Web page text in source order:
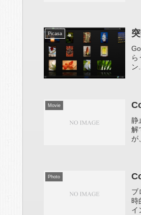
Picasa
ら
ン
Movie
静
解
が
Photo
ブ
時
イ